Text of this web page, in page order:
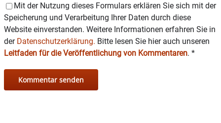
Mit der Nutzung dieses Formulars erklären Sie sich mit der
Speicherung und Verarbeitung Ihrer Daten durch diese
Website einverstanden. Weitere Informationen erfahren Sie in
der Datenschutzerklärung. Bitte lesen Sie hier auch unseren
Leitfaden für die Veröffentlichung von Kommentaren. *